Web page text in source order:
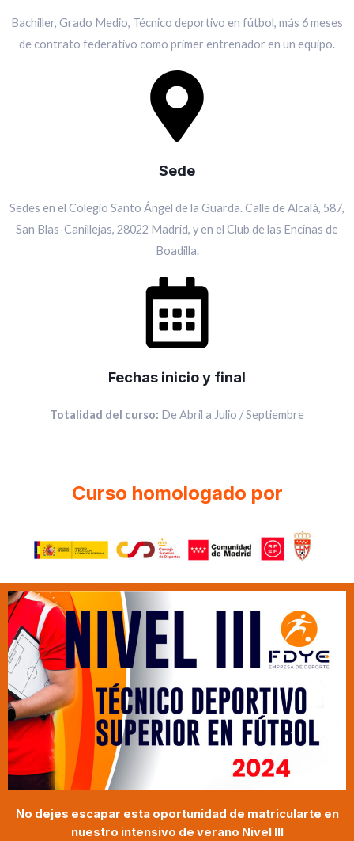
Bachiller, Grado Medio, Técnico deportivo en fútbol, más 6 meses
de contrato federativo como primer entrenador en un equipo.
Sede
Sedes en el Colegio Santo Ángel de la Guarda. Calle de Alcalá, 587,
San Blas-Canillejas, 28022 Madrid, y en el Club de las Encinas de
Boadilla.
Fechas inicio y final
Totalidad del curso: De Abril a Julio / Septiembre
Curso homologado por
No dejes escapar esta oportunidad de matricularte en
nuestro intensivo de verano Nivel III